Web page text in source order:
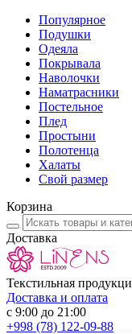
Популярное
Подушки
Одеяла
Покрывала
Наволочки
Наматрасники
Постельное
Плед
Простыни
Полотенца
Халаты
Свой размер
Корзина
Доставка
Текстильная
Доставка и оплата
с 9:00 до 21:00
+998 (78) 122-09-88